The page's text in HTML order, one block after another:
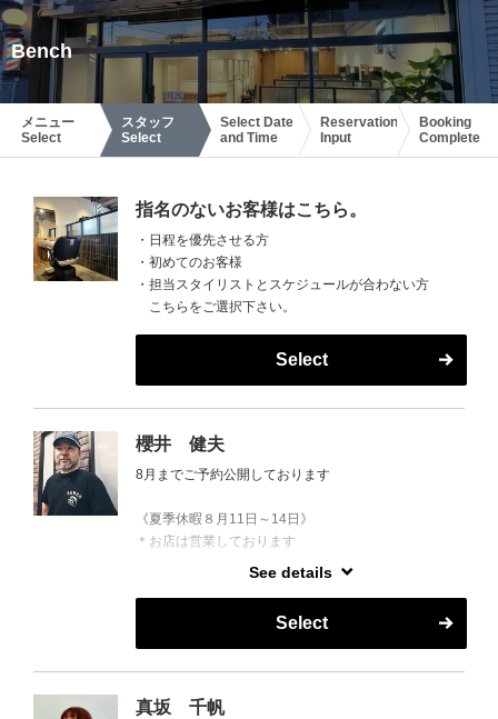
Bench
メニュー
Select
スタッフ
Select
Select Date
and Time
Reservation
Input
Booking
Complete
指名のないお客様はこちら。
・日程を優先させる方
・初めてのお客様
・担当スタイリストとスケジュールが合わない方
こちらをご選択下さい。
Select
櫻井 健夫
8月までご予約公開しております
《夏季休暇８月11日～14日》
＊お店は営業しております
時間をずらしてお問合せ下さい。
See details
Select
真坂 千帆